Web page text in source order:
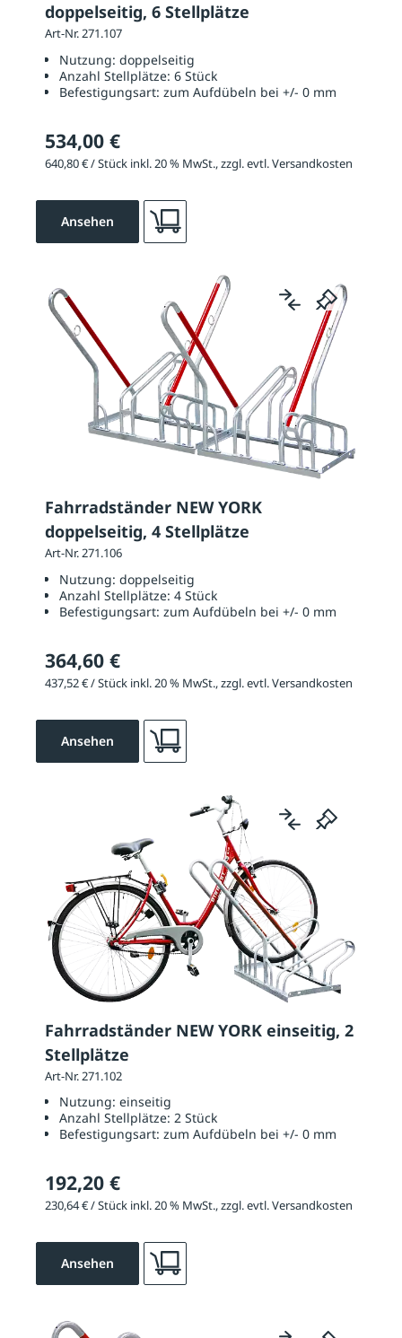
doppelseitig, 6 Stellplätze
Art-Nr. 271.107
Nutzung: doppelseitig
Anzahl Stellplätze: 6 Stück
Befestigungsart: zum Aufdübeln bei +/- 0 mm
534,00 €
640,80 € / Stück inkl. 20 % MwSt., zzgl. evtl. Versandkosten
Ansehen
Fahrradständer NEW YORK
doppelseitig, 4 Stellplätze
Art-Nr. 271.106
Nutzung: doppelseitig
Anzahl Stellplätze: 4 Stück
Befestigungsart: zum Aufdübeln bei +/- 0 mm
364,60 €
437,52 € / Stück inkl. 20 % MwSt., zzgl. evtl. Versandkosten
Ansehen
Fahrradständer NEW YORK einseitig, 2
Stellplätze
Art-Nr. 271.102
Nutzung: einseitig
Anzahl Stellplätze: 2 Stück
Befestigungsart: zum Aufdübeln bei +/- 0 mm
192,20 €
230,64 € / Stück inkl. 20 % MwSt., zzgl. evtl. Versandkosten
Ansehen